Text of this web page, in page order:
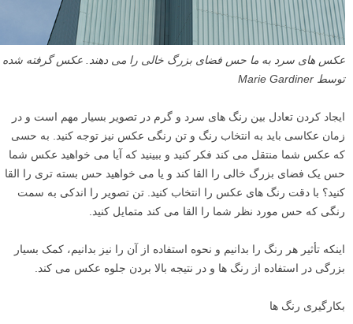
عکس های سرد به ما حس فضای بزرگ خالی را می دهند. عکس گرفته شده
توسط Marie Gardiner
ایجاد کردن تعادل بین رنگ های سرد و گرم در تصویر بسیار مهم است و در
زمان عکاسی باید به انتخاب رنگ و تن رنگی عکس نیز توجه کنید. به حسی
که عکس شما منتقل می کند فکر کنید و ببینید که آیا می خواهید عکس شما
حس یک فضای بزرگ خالی را القا کند و یا می خواهید حس بسته تری را القا
کنید؟ با دقت رنگ های عکس را انتخاب کنید. تن تصویر را اندکی به سمت
رنگی که حس مورد نظر شما را القا می کند متمایل کنید.
اینکه تأثیر هر رنگ را بدانیم و نحوه استفاده از آن را نیز بدانیم، کمک بسیار
بزرگی در استفاده از رنگ ها و در نتیجه بالا بردن جلوه عکس می کند.
بکارگیری رنگ ها